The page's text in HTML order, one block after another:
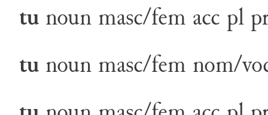
tu noun masc/fem acc pl
tu noun masc/fem nom/